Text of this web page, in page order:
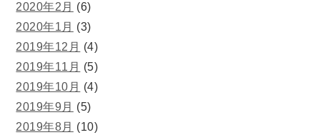
2020年2月 (6)
2020年1月 (3)
2019年12月 (4)
2019年11月 (5)
2019年10月 (4)
2019年9月 (5)
2019年8月 (10)